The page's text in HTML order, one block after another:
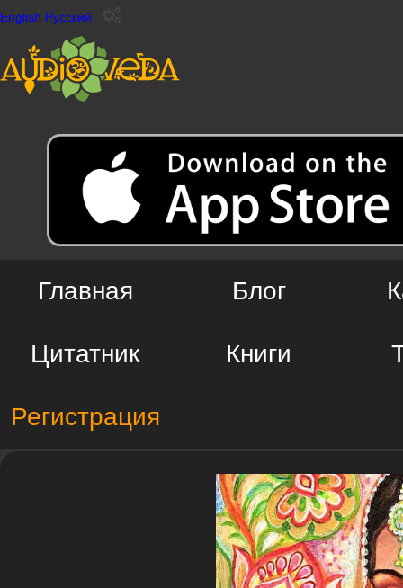
English Русский
Главная Блог
Цитатник Книги
Регистрация